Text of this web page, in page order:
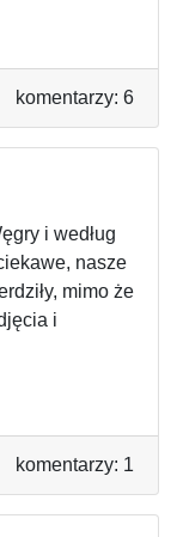
komentarzy: 6
i według
nasze
mimo że
i
komentarzy: 1